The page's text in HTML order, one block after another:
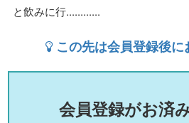
と飲みに行............
この先は会員登録後に
会員登録がお済